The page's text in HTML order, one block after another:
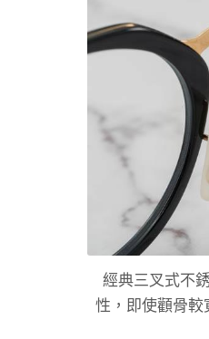
經典三叉式不
性，即使顴骨較